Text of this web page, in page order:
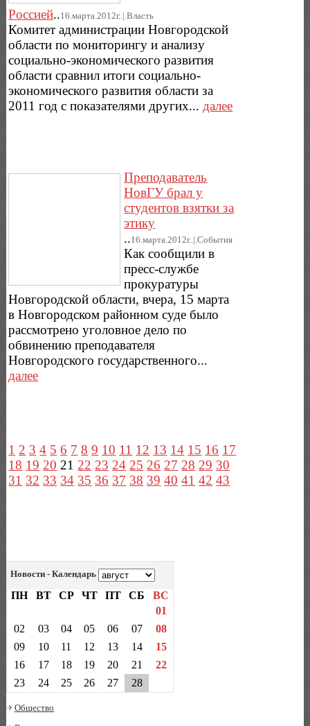
Россией..16.марта.2012г..|.Власть
Комитет администрации Новгородской
области по мониторингу и анализу
социально-экономического развития
области сравнил итоги социально-
экономического развития области за
2011 год с показателями других... далее
Преподаватель
НовГУ брал у
студентов взятки за
этику
..16.марта.2012г..|.Cобытия
Как сообщили в
пресс-службе
прокуратуры
Новгородской области, вчера, 15 марта
в Новгородском районном суде было
рассмотрено уголовное дело по
обвинению преподавателя
Новгородского государственного...
далее
1 2 3 4 5 6 7 8 9 10 11 12 13 14 15 16 17
18 19 20 21 22 23 24 25 26 27 28 29 30
31 32 33 34 35 36 37 38 39 40 41 42 43
Новости - Календарь
ПН ВТ СР ЧТ ПТ СБ
ВС
01
02
03 04 05 06 07
08
09
10 11 12 13 14
15
16
17 18 19 20 21
22
23
24 25 26 27 28
Общество